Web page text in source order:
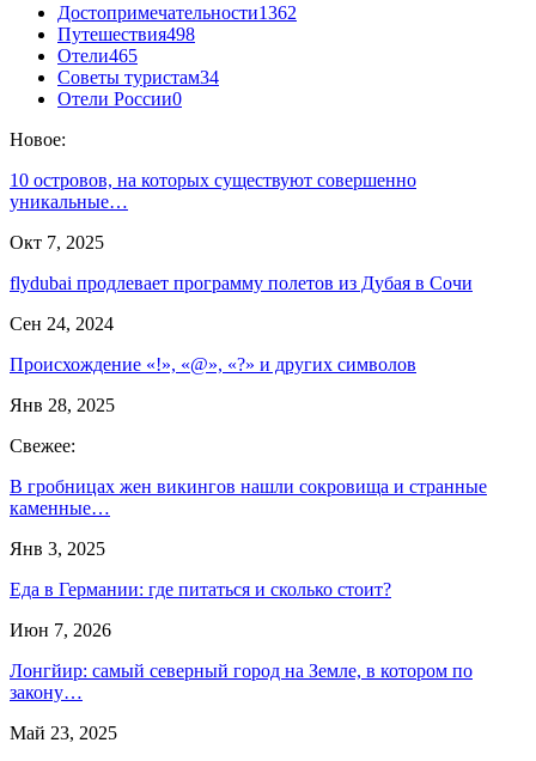
Достопримечательности1362
Путешествия498
Отели465
Советы туристам34
Отели России0
Новое:
10 островов, на которых существуют совершенно
уникальные…
Окт 7, 2025
flydubai продлевает программу полетов из Дубая в Сочи
Сен 24, 2024
Происхождение «!», «@», «?» и других символов
Янв 28, 2025
Свежее:
В гробницах жен викингов нашли сокровища и странные
каменные…
Янв 3, 2025
Еда в Германии: где питаться и сколько стоит?
Июн 7, 2026
Лонгйир: самый северный город на Земле, в котором по
закону…
Май 23, 2025